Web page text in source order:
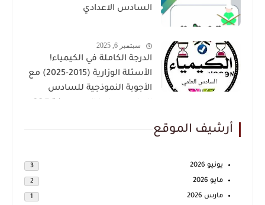
السادس الاعدادي
سبتمبر 6, 2025
الدرجة الكاملة في الكيمياء!
الأسئلة الوزارية (2015-2025) مع
الأجوبة النموذجية للسادس
أرشيف الموقع
يونيو 2026 3
مايو 2026 2
مارس 2026 1